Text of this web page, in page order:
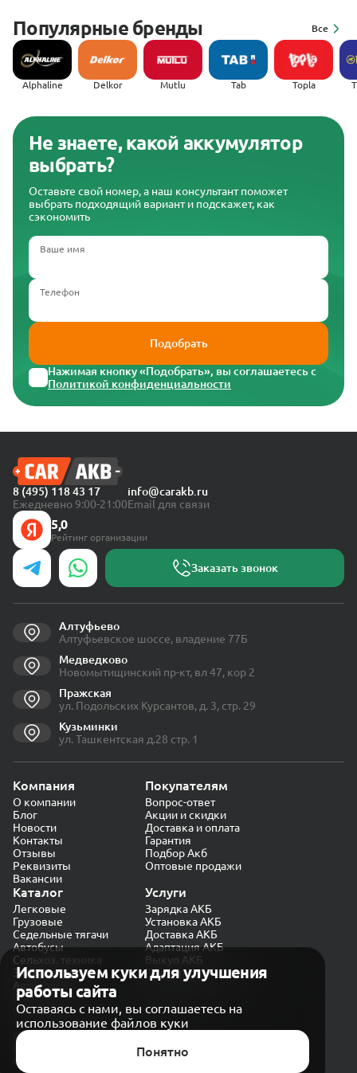
Популярные бренды Все
Alphaline Delkor Mutlu Tab Topla
Не знаете, какой аккумулятор
выбрать?
Оставьте свой номер, а наш консультант поможет
выбрать подходящий вариант и подскажет, как
сэкономить
Ваше имя
Телефон
Подобрать
Нажимая кнопку «Подобрать», вы соглашаетесь с
Политикой конфиденциальности
Используем куки для улучшения
работы сайта
Оставаясь с нами, вы соглашаетесь на
использование файлов куки
Понятно
8 (495) 118 43 17
Ежедневно 9:00-21:00
info@carakb.ru
Email для связи
5,0
Рейтинг организации
Заказать звонок
Алтуфьево
Алтуфьевское шоссе, владение 77Б
Медведково
Новомытищинский пр-кт, вл 47, кор 2
Пражская
ул. Подольских Курсантов, д. 3, стр. 29
Кузьминки
ул. Ташкентская д.28 стр. 1
Компания
О компании
Блог
Новости
Контакты
Отзывы
Реквизиты
Вакансии
Покупателям
Вопрос-ответ
Акции и скидки
Доставка и оплата
Гарантия
Подбор Акб
Оптовые продажи
Каталог
Легковые
Грузовые
Седельные тягачи
Автобусы
Сельхоз. техника
Экскаваторы
Автокраны
Услуги
Зарядка АКБ
Установка АКБ
Доставка АКБ
Адаптация АКБ
Выкуп АКБ
Проверка генератора
Политика конфиденциальности
Обработка персональных данных
Согласие на обработку в «Яндекс.Метрика»
Карта сайта
© CARAKB 2026. Все права защищены